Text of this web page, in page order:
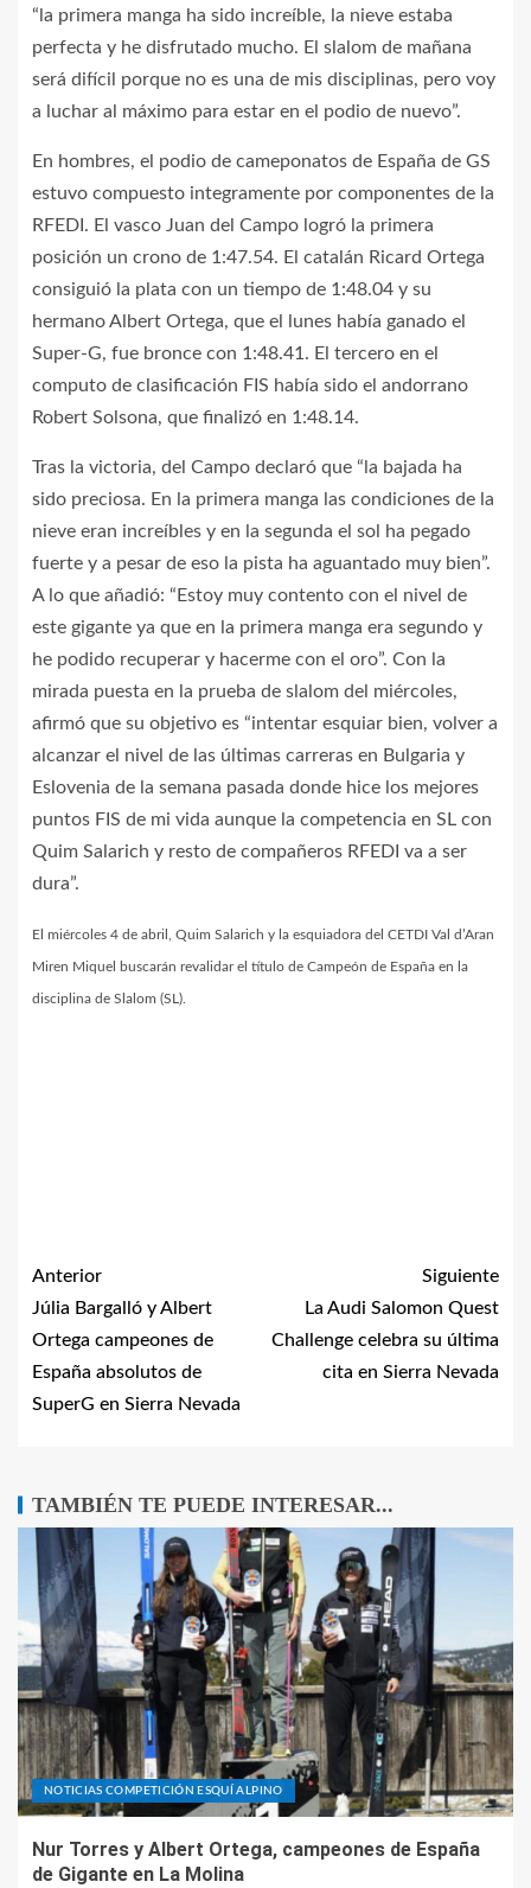
“la primera manga ha sido increíble, la nieve estaba
perfecta y he disfrutado mucho. El slalom de mañana
será difícil porque no es una de mis disciplinas, pero voy
a luchar al máximo para estar en el podio de nuevo”.
En hombres, el podio de cameponatos de España de GS
estuvo compuesto integramente por componentes de la
RFEDI. El vasco Juan del Campo logró la primera
posición un crono de 1:47.54. El catalán Ricard Ortega
consiguió la plata con un tiempo de 1:48.04 y su
hermano Albert Ortega, que el lunes había ganado el
Super-G, fue bronce con 1:48.41. El tercero en el
computo de clasificación FIS había sido el andorrano
Robert Solsona, que finalizó en 1:48.14.
Tras la victoria, del Campo declaró que “la bajada ha
sido preciosa. En la primera manga las condiciones de la
nieve eran increíbles y en la segunda el sol ha pegado
fuerte y a pesar de eso la pista ha aguantado muy bien”.
A lo que añadió: “Estoy muy contento con el nivel de
este gigante ya que en la primera manga era segundo y
he podido recuperar y hacerme con el oro”. Con la
mirada puesta en la prueba de slalom del miércoles,
afirmó que su objetivo es “intentar esquiar bien, volver a
alcanzar el nivel de las últimas carreras en Bulgaria y
Eslovenia de la semana pasada donde hice los mejores
puntos FIS de mi vida aunque la competencia en SL con
Quim Salarich y resto de compañeros RFEDI va a ser
dura”.
El miércoles 4 de abril, Quim Salarich y la esquiadora del CETDI Val d’Aran
Miren Miquel buscarán revalidar el título de Campeón de España en la
disciplina de Slalom (SL).
Anterior
Júlia Bargalló y Albert
Ortega campeones de
España absolutos de
SuperG en Sierra Nevada
Siguiente
La Audi Salomon Quest
Challenge celebra su última
cita en Sierra Nevada
TAMBIÉN TE PUEDE INTERESAR...
NOTICIAS COMPETICIÓN ESQUÍ ALPINO
Nur Torres y Albert Ortega, campeones de España
de Gigante en La Molina